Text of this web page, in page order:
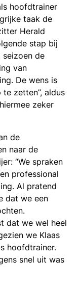
hoofdtrainer
taak de
Herald
stap bij
seizoen de
van
De wens is
zetten”, aldus
zeker
de
naar de
“We spraken
professional
Al pratend
dat we een
dat we wel heel
we Klaas
hoofdtrainer.
snel uit was